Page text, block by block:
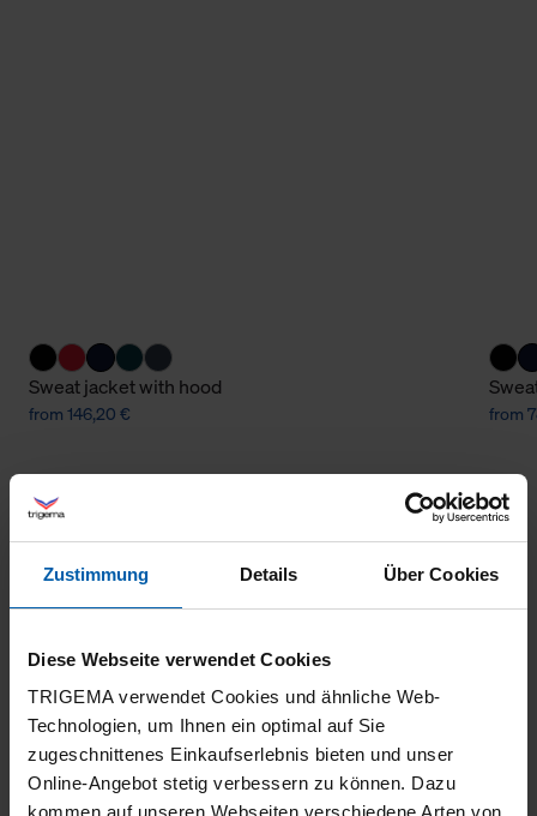
Zustimmung Details Über Cookies
Diese Webseite verwendet Cookies
TRIGEMA verwendet Cookies und ähnliche Web-
Technologien, um Ihnen ein optimal auf Sie
zugeschnittenes Einkaufserlebnis bieten und unser
Online-Angebot stetig verbessern zu können. Dazu
kommen auf unseren Webseiten verschiedene Arten von
Sweat jacket with hood
from 146,20 € from
climate-neutral
shipping
Family business